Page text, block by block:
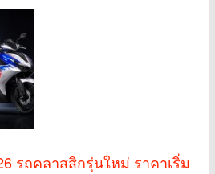
รถคลาสสิกรุ่นใหม่ ราคาเริ่ม